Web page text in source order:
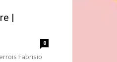
|
0
Fabrisio